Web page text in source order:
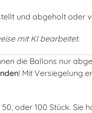
und abgeholt oder
mit KI bearbeitet.
die Ballons nur
! Mit Versiegelung
oder 100 Stück. Sie